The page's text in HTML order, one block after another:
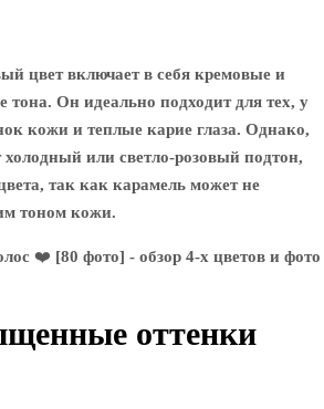
цвет включает в себя кремовые и
тона. Он идеально подходит для тех, у
кожи и теплые карие глаза. Однако,
или светло-розовый подтон,
так как карамель может не
тоном кожи.
оттенки